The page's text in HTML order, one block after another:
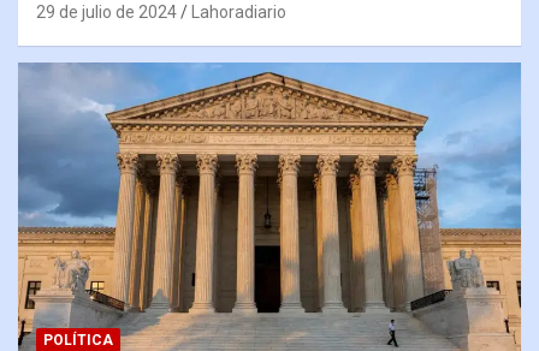
29 de julio de 2024 Lahoradiario
POLÍTICA